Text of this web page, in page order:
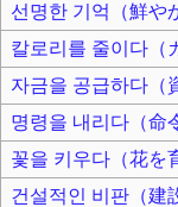
선명한 기억（鮮や
칼로리를 줄이다（
자금을 공급하다（
명령을 내리다（命
꽃을 키우다（花を
건설적인 비판（建